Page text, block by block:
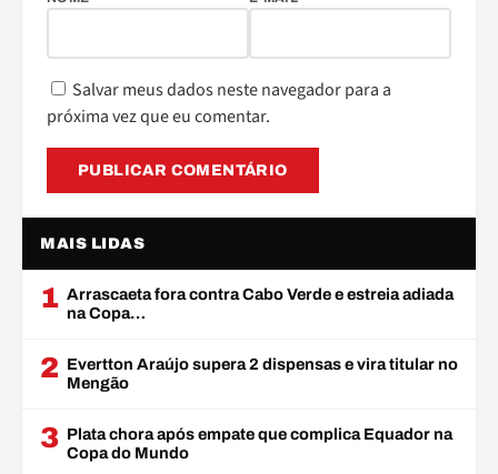
Salvar meus dados neste navegador para a
próxima vez que eu comentar.
MAIS LIDAS
1 Arrascaeta fora contra Cabo Verde e estreia adiada
na Copa…
2 Evertton Araújo supera 2 dispensas e vira titular no
Mengão
3 Plata chora após empate que complica Equador na
Copa do Mundo